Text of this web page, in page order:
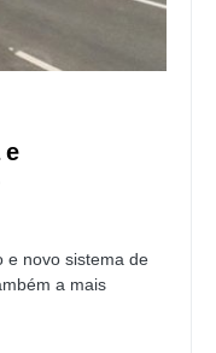
e
e novo sistema de
a mais